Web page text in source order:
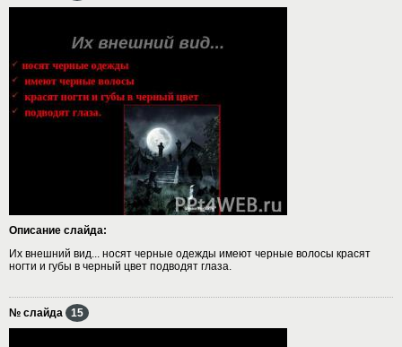
Описание слайда:
Их внешний вид... носят черные одежды имеют черные волосы красят
ногти и губы в черный цвет подводят глаза.
№ слайда 15